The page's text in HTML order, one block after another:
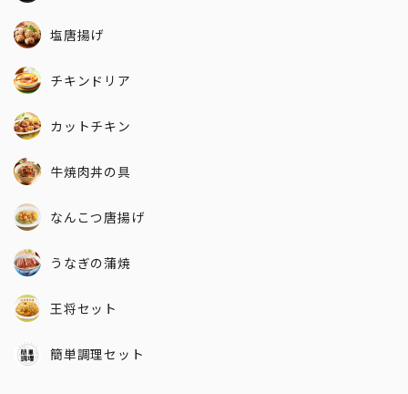
塩唐揚げ
チキンドリア
カットチキン
牛焼肉丼の具
なんこつ唐揚げ
うなぎの蒲焼
王将セット
簡単調理セット